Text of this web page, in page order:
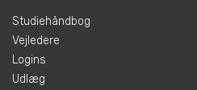
Studiehåndbog
Vejledere
Logins
Udlæg